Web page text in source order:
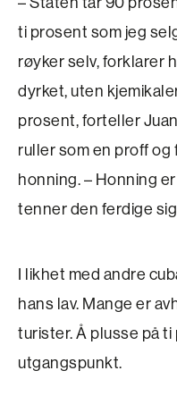
ti prosent som jeg
røyker selv, forklarer
dyrket, uten
prosent, forteller
ruller som en proff
honning. – Honning
tenner den ferdige
I likhet med andre
hans lav. Mange er
turister. Å plusse på
utgangspunkt.